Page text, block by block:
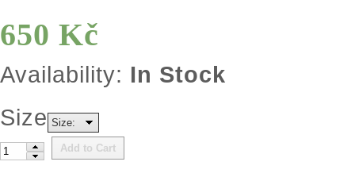
650 Kč
Availability: In Stock
Size Size:
Add to Cart